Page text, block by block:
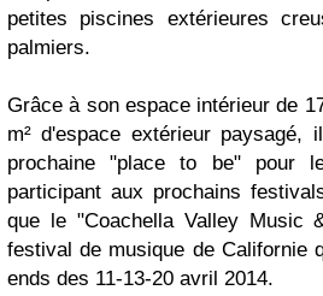
petites piscines extérieures
palmiers.
Grâce à son espace intérieur de
m² d'espace extérieur paysagé,
prochaine "place to be" pour
participant aux prochains
que le "Coachella Valley Music
festival de musique de Californie
ends des 11-13-20 avril 2014.